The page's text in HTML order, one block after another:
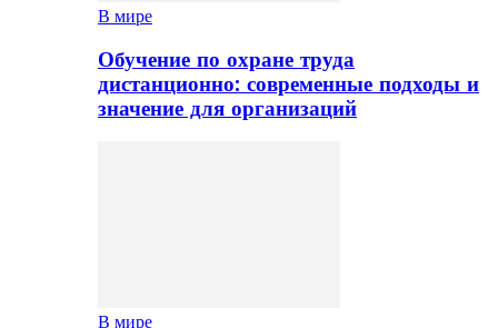
В мире
Обучение по охране труда
дистанционно: современные подходы и
значение для организаций
В мире